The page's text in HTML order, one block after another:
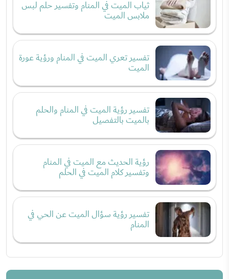
ثياب الميت في المنام وتفسير حلم لبس
ملابس الميت
تفسير تعري الميت في المنام ورؤية عورة
الميت
تفسير رؤية الميت في المنام والحلم
بالميت بالتفصيل
رؤية الحديث مع الميت في المنام
وتفسير كلام الميت في الحلم
تفسير رؤية سؤال الميت عن الحي في
المنام